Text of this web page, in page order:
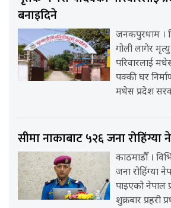
बनाइदिने
जनकपुरधाम ।
गोली लागेर
परिवारलाई
पक्की घर
मधेस प्रदेश
सीमा नाकाबाट ५२६ जना रोहिंग्या
काठमाडौँ ।
जना रोहिंग्या
पाइएको नेपाल
शुक्रबार प्रहरी